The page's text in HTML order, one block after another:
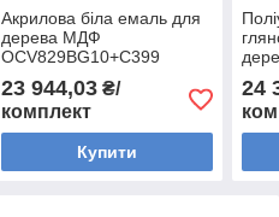
Акрилова біла емаль для
дерева МДФ
OCV829BG10+C399
матова KEMICHAL (Італія)
(25 кг+5 л)
23 944,03₴/
комплект
Купити
24